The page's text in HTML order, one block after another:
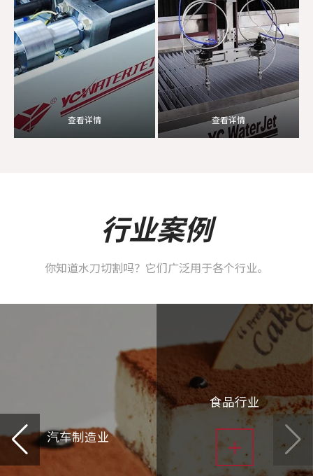
查看详情 查看详情
行业案例
你知道水刀切割吗？它们广泛用于各个行业。
汽车制造业
食品行业
+